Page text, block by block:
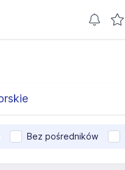
Bez pośredników